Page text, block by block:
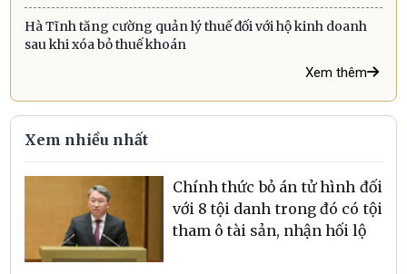
Hà Tĩnh tăng cường quản lý thuế đối với hộ kinh doanh
sau khi xóa bỏ thuế khoán
Xem thêm
Xem nhiều nhất
Chính thức bỏ án tử hình đối
với 8 tội danh trong đó có tội
tham ô tài sản, nhận hối lộ